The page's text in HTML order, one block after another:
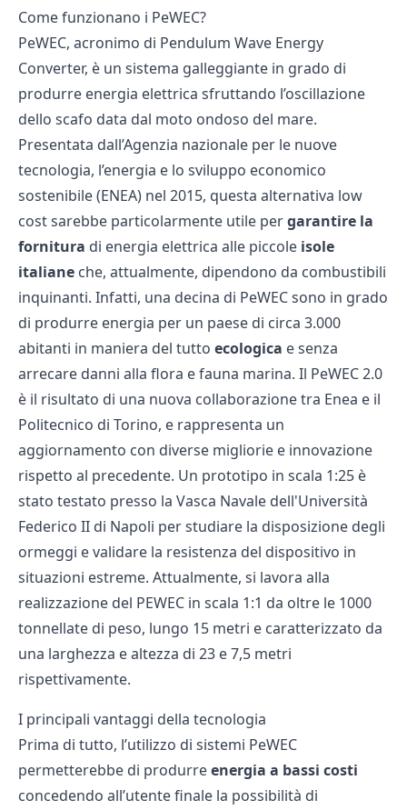
Come funzionano i PeWEC?
PeWEC, acronimo di Pendulum Wave Energy
Converter, è un sistema galleggiante in grado di
produrre energia elettrica sfruttando l’oscillazione
dello scafo data dal moto ondoso del mare.
Presentata dall’Agenzia nazionale per le nuove
tecnologia, l’energia e lo sviluppo economico
sostenibile (ENEA) nel 2015, questa alternativa low
cost sarebbe particolarmente utile pergarantire la
fornitura di energia elettrica alle piccole isole
italiane che, attualmente, dipendono da combustibili
inquinanti. Infatti, una decina di PeWEC sono in grado
di produrre energia per un paese di circa 3.000
abitanti in maniera del tutto ecologica e senza
arrecare danni alla flora e fauna marina. Il PeWEC 2.0
è il risultato di una nuova collaborazione tra Enea e il
Politecnico di Torino, e rappresenta un
aggiornamento con diverse migliorie e innovazione
rispetto al precedente. Un prototipo in scala 1:25 è
stato testato presso la Vasca Navale dell'Università
Federico II di Napoli per studiare la disposizione degli
ormeggi e validare la resistenza del dispositivo in
situazioni estreme. Attualmente, si lavora alla
realizzazione del PEWEC in scala 1:1 da oltre le 1000
tonnellate di peso, lungo 15 metri e caratterizzato da
una larghezza e altezza di 23 e 7,5 metri
rispettivamente.
I principali vantaggi della tecnologia
Prima di tutto, l’utilizzo di sistemi PeWEC
permetterebbe di produrreenergia a bassi costi
concedendo all’utente finale la possibilità di